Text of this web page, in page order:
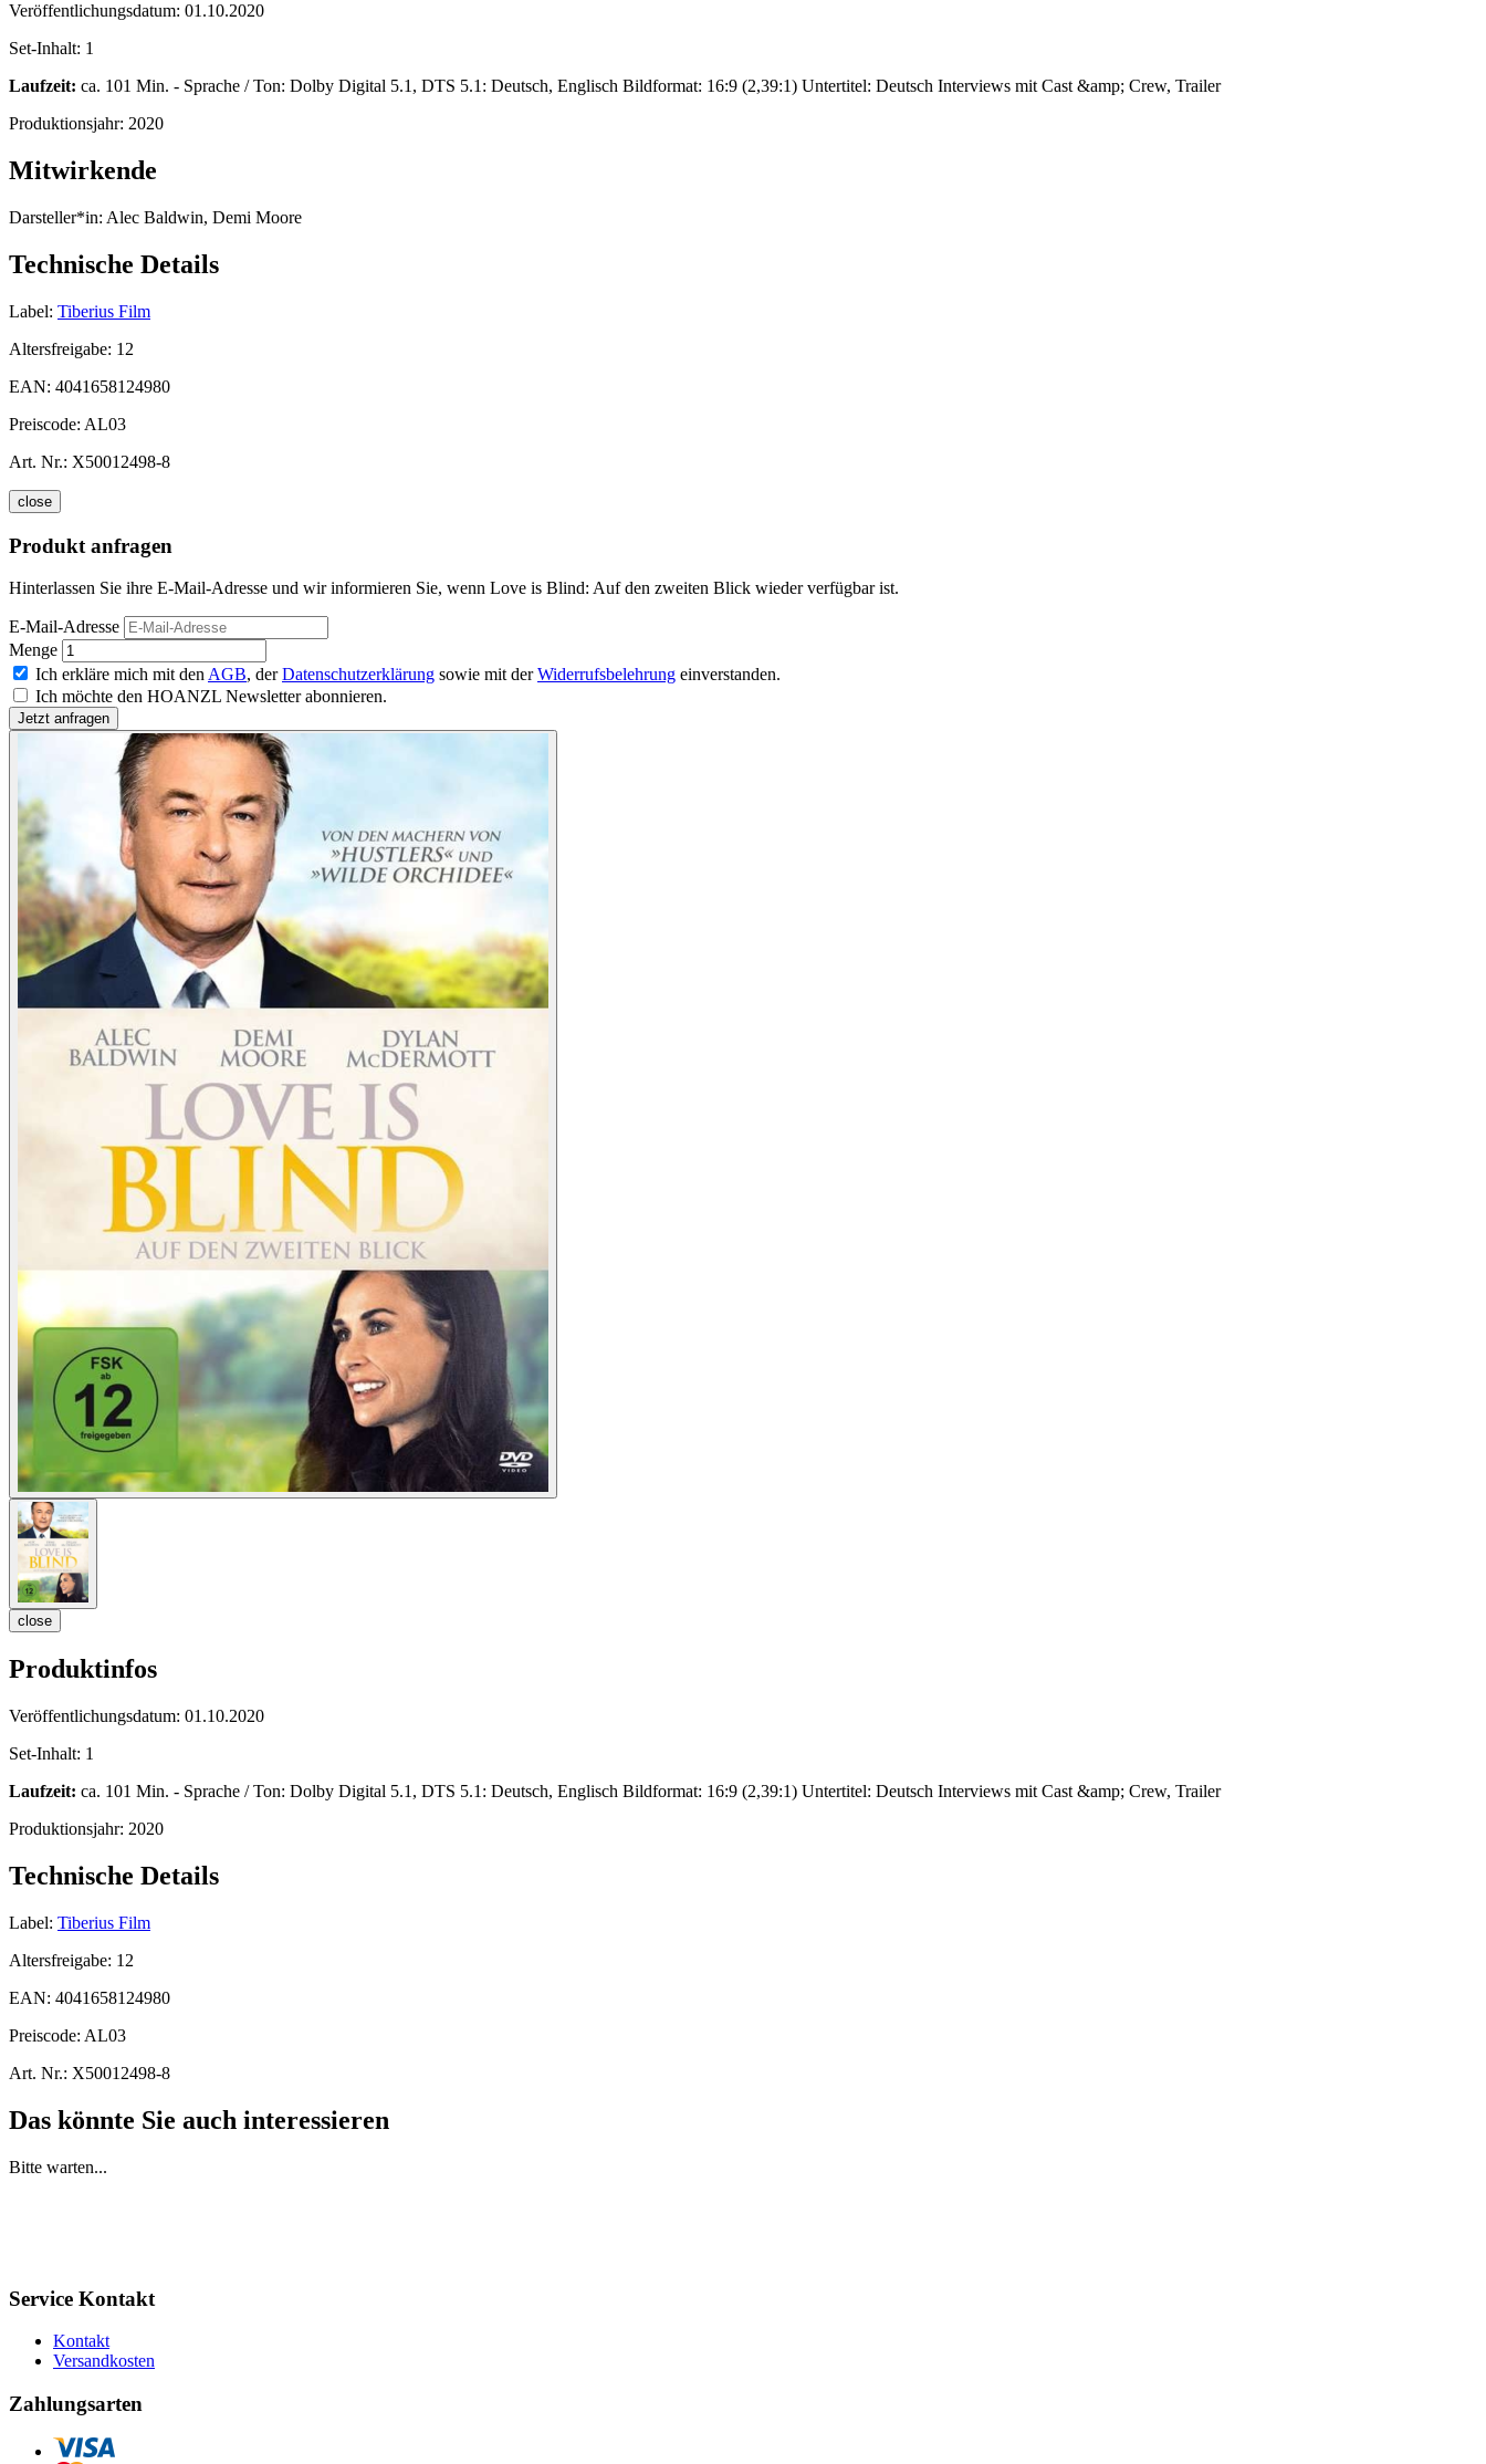
Veröffentlichungsdatum: 01.10.2020
Set-Inhalt: 1
Laufzeit: ca. 101 Min. - Sprache / Ton: Dolby Digital 5.1, DTS 5.1: Deutsch, Englisch Bildformat: 16:9 (2,39:1) Untertitel: Deutsch Interviews mit Cast &amp; Crew, Trailer
Produktionsjahr: 2020
Mitwirkende
Darsteller*in: Alec Baldwin, Demi Moore
Technische Details
Label: Tiberius Film
Altersfreigabe: 12
EAN: 4041658124980
Preiscode: AL03
Art. Nr.: X50012498-8
close
Produkt anfragen
Hinterlassen Sie ihre E-Mail-Adresse und wir informieren Sie, wenn Love is Blind: Auf den zweiten Blick wieder verfügbar ist.
E-Mail-Adresse
Menge
Ich erkläre mich mit den AGB, derDatenschutzerklärung sowie mit derWiderrufsbelehrung einverstanden.
Ich möchte den HOANZL Newsletter abonnieren.
close
Produktinfos
Veröffentlichungsdatum: 01.10.2020
Set-Inhalt: 1
Laufzeit: ca. 101 Min. - Sprache / Ton: Dolby Digital 5.1, DTS 5.1: Deutsch, Englisch Bildformat: 16:9 (2,39:1) Untertitel: Deutsch Interviews mit Cast &amp; Crew, Trailer
Produktionsjahr: 2020
Technische Details
Label: Tiberius Film
Altersfreigabe: 12
EAN: 4041658124980
Preiscode: AL03
Art. Nr.: X50012498-8
Das könnte Sie auch interessieren
Bitte warten...
Service Kontakt
Kontakt
Versandkosten
Zahlungsarten